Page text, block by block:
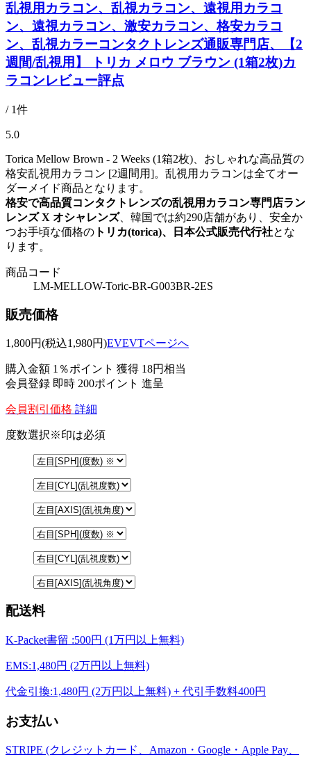
乱視用カラコン、乱視カラコン、遠視用カラコ
ン、遠視カラコン、激安カラコン、格安カラコ
ン、乱視カラーコンタクトレンズ通販専門店、【2
週間/乱視用】 トリカ メロウ ブラウン (1箱2枚)カ
ラコンレビュー評点
/ 1件
5.0
Torica Mellow Brown - 2 Weeks (1箱2枚)、おしゃれな高品質の
格安乱視用カラコン [2週間用]。乱視用カラコンは全てオー
ダーメイド商品となります。
格安で高品質コンタクトレンズの乱視用カラコン専門店ラン
レンズ X オシャレンズ、韓国では約290店舗があり、安全か
つお手頃な価格の トリカ(torica)、日本公式販売代行社とな
ります。
商品コード
LM-MELLOW-Toric-BR-G003BR-2ES
販売価格
1,800円(税込1,980円)EVEVTページへ
購入金額 1％ポイント 獲得 18円相当
会員登録 即時 200ポイント 進呈
会員割引価格 詳細
度数選択※印は必須
配送料
K-Packet書留 :500円 (1万円以上無料)
EMS:1,480円 (2万円以上無料)
代金引換:1,480円 (2万円以上無料) + 代引手数料400円
お支払い
STRIPE (クレジットカード、Amazon・Google・Apple Pay、